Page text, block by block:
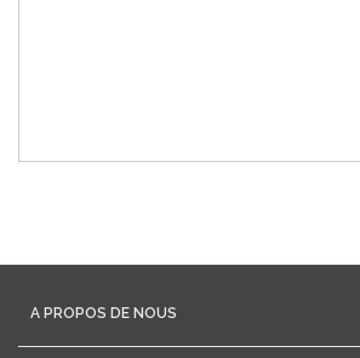
A PROPOS DE NOUS